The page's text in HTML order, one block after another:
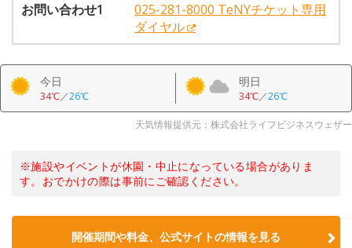
お問い合わせ1
025-281-8000 TeNYチケット専用
ダイヤル
今日
34℃／26℃
明日
34℃／26℃
天気情報提供元：株式会社ライフビジネスウェザー
※施設やイベントが休園・中止になっている場合がありま
す。おでかけの際は事前にご確認ください。
開催期間や料金、公式サイトの情報を見る